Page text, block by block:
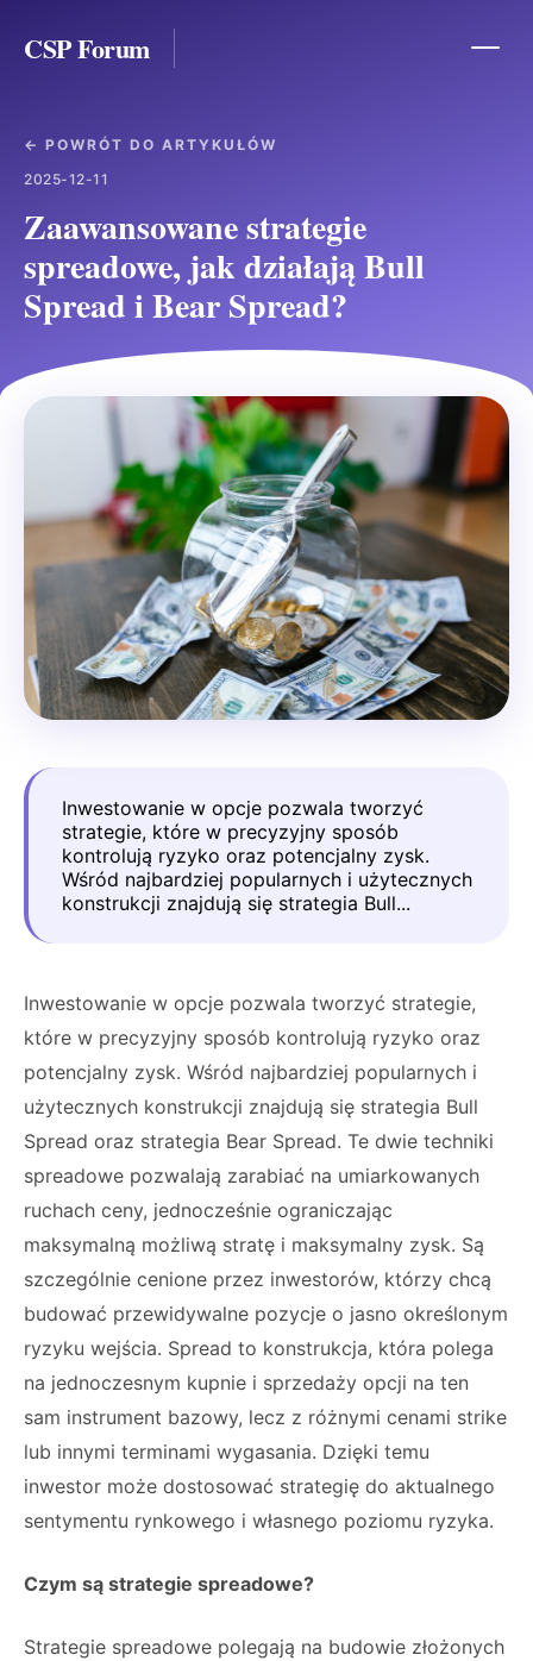
CSP Forum
← POWRÓT DO ARTYKUŁÓW
2025-12-11
Zaawansowane strategie
spreadowe, jak działają Bull
Spread i Bear Spread?
Inwestowanie w opcje pozwala tworzyć
strategie, które w precyzyjny sposób
kontrolują ryzyko oraz potencjalny zysk.
Wśród najbardziej popularnych i użytecznych
konstrukcji znajdują się strategia Bull...
Inwestowanie w opcje pozwala tworzyć strategie,
które w precyzyjny sposób kontrolują ryzyko oraz
potencjalny zysk. Wśród najbardziej popularnych i
użytecznych konstrukcji znajdują się strategia Bull
Spread oraz strategia Bear Spread. Te dwie techniki
spreadowe pozwalają zarabiać na umiarkowanych
ruchach ceny, jednocześnie ograniczając
maksymalną możliwą stratę i maksymalny zysk. Są
szczególnie cenione przez inwestorów, którzy chcą
budować przewidywalne pozycje o jasno określonym
ryzyku wejścia. Spread to konstrukcja, która polega
na jednoczesnym kupnie i sprzedaży opcji na ten
sam instrument bazowy, lecz z różnymi cenami strike
lub innymi terminami wygasania. Dzięki temu
inwestor może dostosować strategię do aktualnego
sentymentu rynkowego i własnego poziomu ryzyka.
Czym są strategie spreadowe?
Strategie spreadowe polegają na budowie złożonych